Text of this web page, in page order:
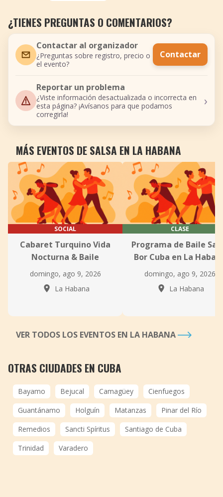
¿TIENES PREGUNTAS O COMENTARIOS?
Contactar al organizador
¿Preguntas sobre registro, precio o
el evento?
Contactar
Reportar un problema
¿Viste información desactualizada o incorrecta en
esta página? ¡Avísanos para que podamos
corregirla!
›
MÁS EVENTOS DE SALSA EN LA HABANA
SOCIAL
Cabaret Turquino Vida
Nocturna & Baile
domingo, ago 9, 2026
La Habana
CLASE
Programa de Baile
Bor Cuba en La
domingo, ago 9, 2026
La Habana
VER TODOS LOS EVENTOS EN LA HABANA
OTRAS CIUDADES EN CUBA
Bayamo Bejucal Camagüey
Cienfuegos
Guantánamo
Holguín Matanzas
Pinar del Río
Remedios
Sancti Spíritus
Santiago de Cuba
Trinidad
Varadero